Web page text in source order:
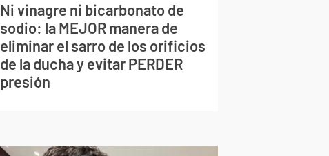
Ni vinagre ni bicarbonato de
sodio: la MEJOR manera de
eliminar el sarro de los orificios
de la ducha y evitar PERDER
presión